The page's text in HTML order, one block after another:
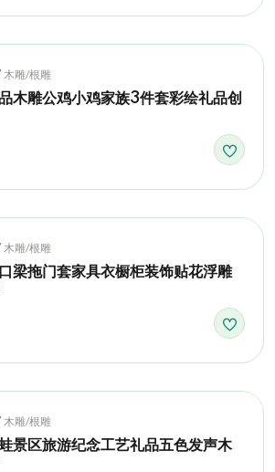
木雕/根雕
木雕公鸡小鸡家族3件套彩绘礼品创
木雕/根雕
梁拖门套家具衣橱柜装饰贴花浮雕
木雕/根雕
景区旅游纪念工艺礼品五色发声木